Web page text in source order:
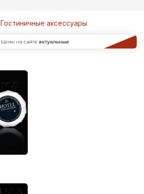
Гостиничные аксессуары